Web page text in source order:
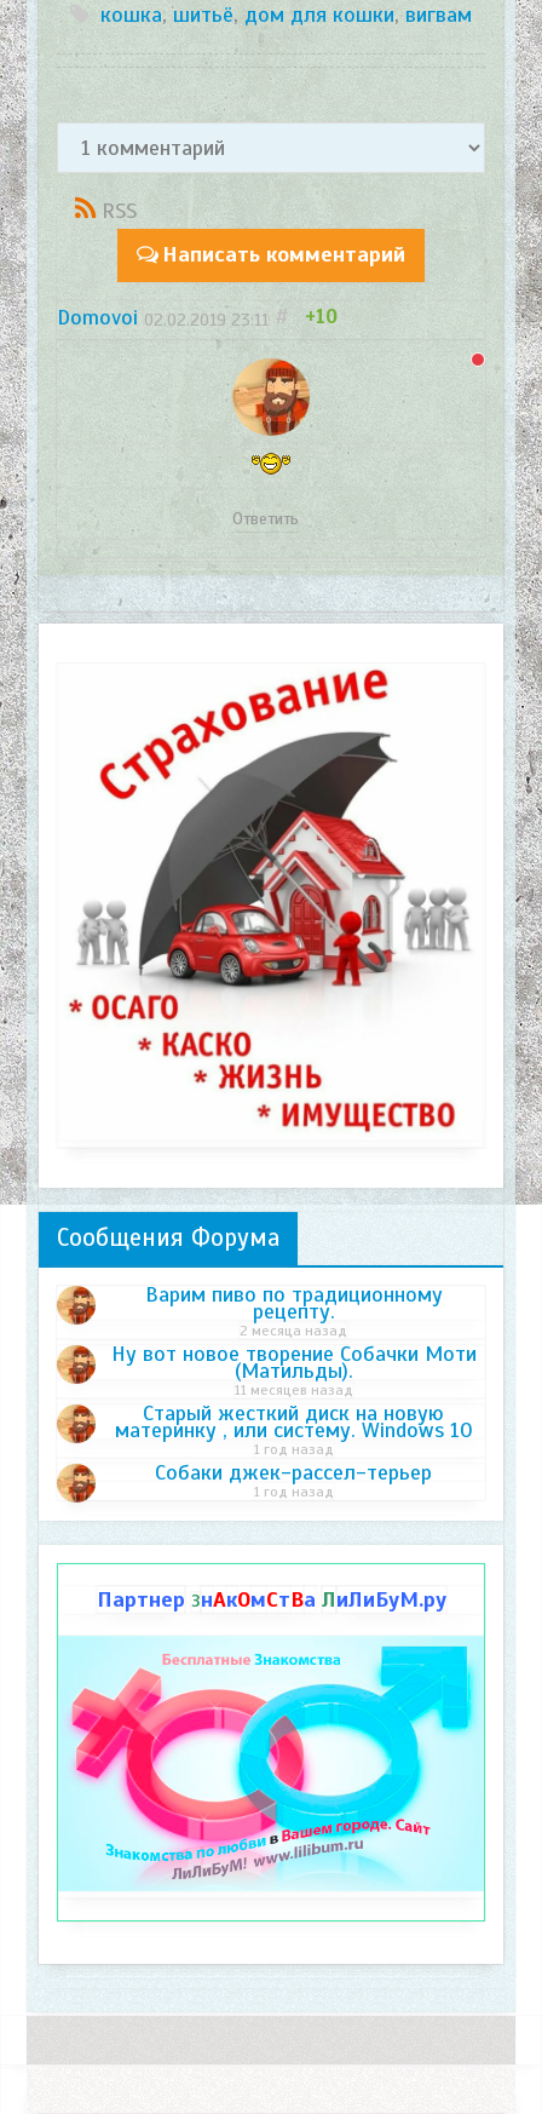
кошка,шитьё, дом для кошки, вигвам
RSS
Написать комментарий
Domovoi 02.02.2019 23:11 # +10
Ответить
Сообщения Форума
Варим пиво по традиционному
рецепту.
2 месяца назад
Ну вот новое творение Собачки Моти
(Матильды).
11 месяцев назад
Старый жесткий диск на новую
материнку , или систему. Windows 10
1 год назад
Собаки джек-рассел-терьер
1 год назад
Партнер ЗнАкОмСтВа ЛиЛиБуМ.ру